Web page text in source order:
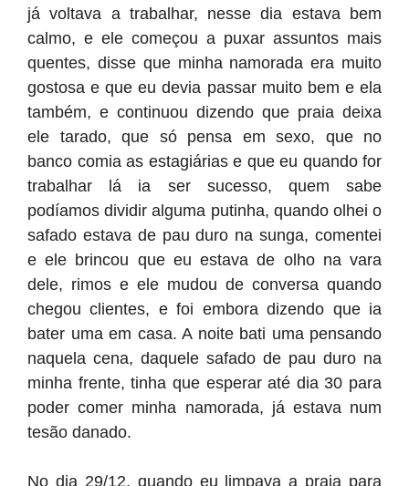
já voltava a trabalhar, nesse dia estava bem
calmo, e ele começou a puxar assuntos mais
quentes, disse que minha namorada era muito
gostosa e que eu devia passar muito bem e ela
também, e continuou dizendo que praia deixa
ele tarado, que só pensa em sexo, que no
banco comia as estagiárias e que eu quando for
trabalhar lá ia ser sucesso, quem sabe
podíamos dividir alguma putinha, quando olhei o
safado estava de pau duro na sunga, comentei
e ele brincou que eu estava de olho na vara
dele, rimos e ele mudou de conversa quando
chegou clientes, e foi embora dizendo que ia
bater uma em casa. A noite bati uma pensando
naquela cena, daquele safado de pau duro na
minha frente, tinha que esperar até dia 30 para
poder comer minha namorada, já estava num
tesão danado.
No dia 29/12, quando eu limpava a praia para